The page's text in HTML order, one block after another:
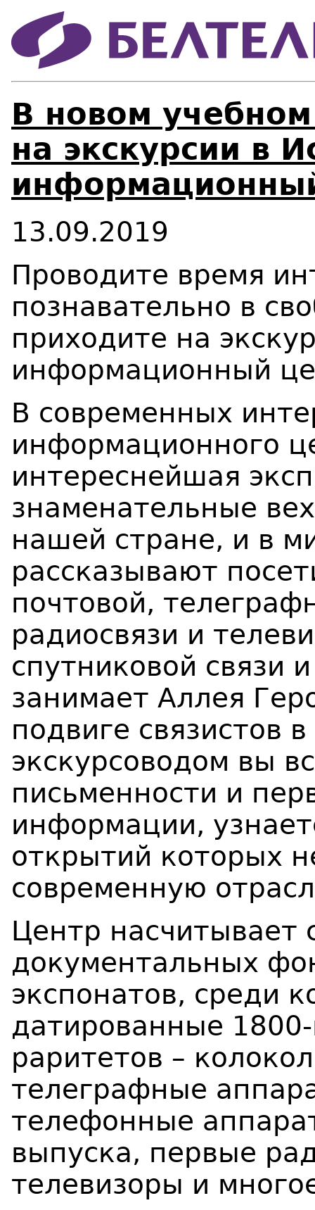
В новом
на экскурсии в
13.09.2019
Проводите время
познавательно в
приходите на
информационный
В современных
информационного
интереснейшая
знаменательные
нашей стране, и в
рассказывают
почтовой,
радиосвязи и
спутниковой связи
занимает Аллея
подвиге связистов
экскурсоводом вы
письменности и
информации,
открытий которых
современную
Центр насчитывает
документальных
экспонатов, среди
датированные
раритетов –
телеграфные
телефонные
выпуска, первые
телевизоры и